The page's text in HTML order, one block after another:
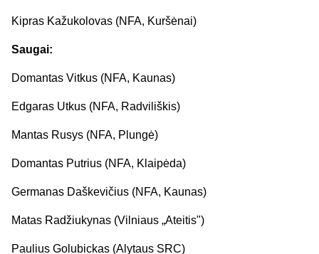
Kipras Kažukolovas (NFA, Kuršėnai)
Saugai:
Domantas Vitkus (NFA, Kaunas)
Edgaras Utkus (NFA, Radviliškis)
Mantas Rusys (NFA, Plungė)
Domantas Putrius (NFA, Klaipėda)
Germanas Daškevičius (NFA, Kaunas)
Matas Radžiukynas (Vilniaus „Ateitis")
Paulius Golubickas (Alytaus SRC)